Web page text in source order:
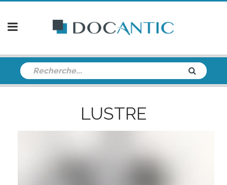
LUSTRE